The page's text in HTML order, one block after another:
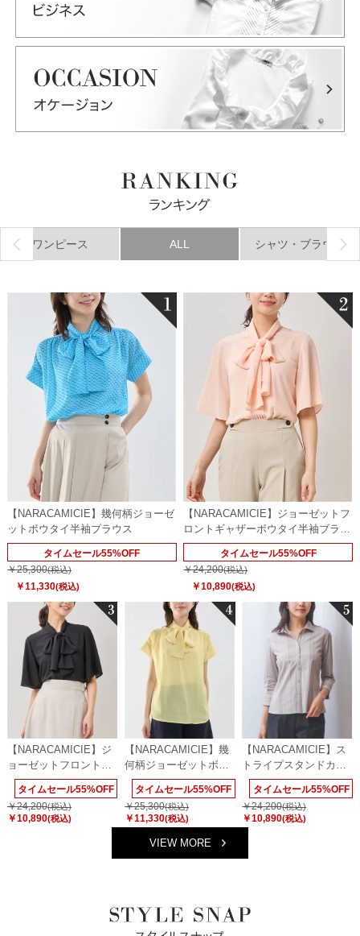
ワンピース ALL シャツ・ブラウス
【NARACAMICIE】幾何柄ジョーゼ
ットボウタイ半袖ブラウス
タイムセール55%OFF
￥25,300(税込)
￥11,330(税込)
【NARACAMICIE】ジョーゼットフ
ロントギャザーボウタイ半袖ブラウ
ス
タイムセール55%OFF
￥24,200(税込)
￥10,890(税込)
【NARACAMICIE】ジ
ョーゼットフロントギ
ャザーボウタイ半袖ブ
ラウス
タイムセール55%OFF
￥24,200(税込)
￥10,890(税込)
【NARACAMICIE】幾
何柄ジョーゼットボウ
タイ半袖ブラウス
タイムセール55%OFF
￥25,300(税込)
￥11,330(税込)
【NARACAMICIE】ス
トライプスタンドカラ
ー七分袖シャツ
タイムセール55%OFF
￥24,200(税込)
￥10,890(税込)
VIEW MORE